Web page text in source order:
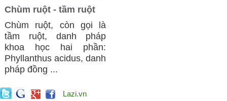
Chùm ruột - tầm ruột
Chùm ruột, còn gọi là
tầm ruột, danh pháp
khoa học hai phần:
Phyllanthus acidus, danh
pháp đồng ...
Lazi.vn